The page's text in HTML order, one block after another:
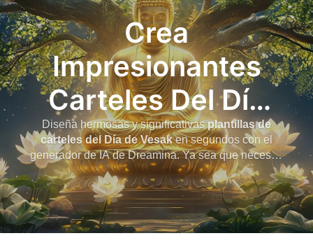
Crea
Impresionantes
Carteles Del Día
De Vesak
Instantáneamente
con IA en
Dreamina
Diseña hermosas y significativasplantillas de
carteles del Día de Vesaken segundos con el
generador de IA de Dreamina. Ya sea que necesite
un póster de festival imprimible, un saludo en las
redes sociales o un diseño moderno de festival
budista, nuestra IA lo ayuda a crear sin esfuerzo
imágenes de alta calidad con sencillas
indicaciones. No se necesitan habilidades de